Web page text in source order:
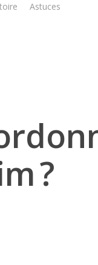
Astuces
?